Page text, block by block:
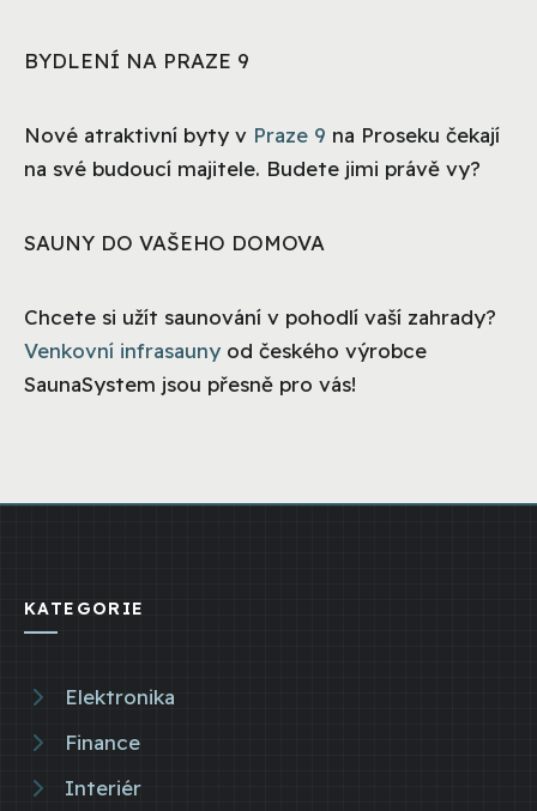
BYDLENÍ NA PRAZE 9
Nové atraktivní byty v Praze 9 na Proseku čekají
na své budoucí majitele. Budete jimi právě vy?
SAUNY DO VAŠEHO DOMOVA
Chcete si užít saunování v pohodlí vaší zahrady?
Venkovní infrasauny od českého výrobce
SaunaSystem jsou přesně pro vás!
KATEGORIE
Elektronika
Finance
Interiér